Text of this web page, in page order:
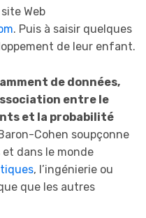
Web
. Puis à saisir quelques
de leur enfant.
de données,
entre le
et la probabilité
Cohen soupçonne
dans le monde
, l’ingénierie ou
que les autres